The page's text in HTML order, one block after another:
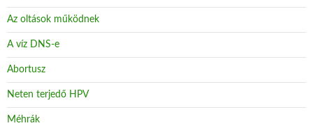
Az oltások működnek
A víz DNS-e
Abortusz
Neten terjedő HPV
Méhrák